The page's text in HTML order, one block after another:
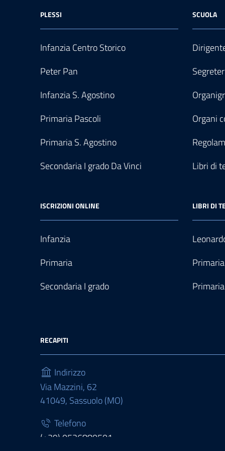
PLESSI
Infanzia Centro Storico
Peter Pan
Infanzia S. Agostino
Primaria Pascoli
Primaria S. Agostino
Secondaria I grado Da Vinci
SCUOLA
Organi
Libri di
ISCRIZIONI ONLINE
Infanzia
Primaria
Secondaria I grado
LIBRI DI
RECAPITI
Indirizzo
Via Mazzini, 62
41049, Sassuolo (MO)
Telefono
(+39) 0536880501